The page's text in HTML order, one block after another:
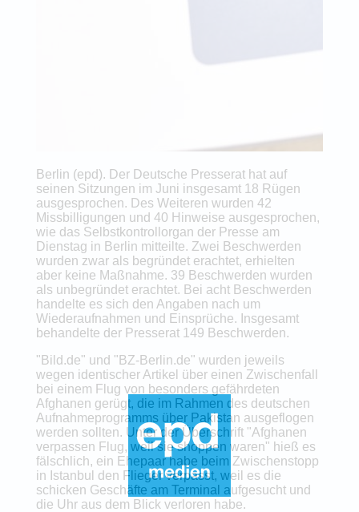
Berlin (epd). Der Deutsche Presserat hat auf
seinen Sitzungen im Juni insgesamt 18 Rügen
ausgesprochen. Des Weiteren wurden 42
Missbilligungen und 40 Hinweise ausgesprochen,
wie das Selbstkontrollorgan der Presse am
Dienstag in Berlin mitteilte. Zwei Beschwerden
wurden zwar als begründet erachtet, erhielten
aber keine Maßnahme. 39 Beschwerden wurden
als unbegründet erachtet. Bei acht Beschwerden
handelte es sich den Angaben nach um
Wiederaufnahmen und Einsprüche. Insgesamt
behandelte der Presserat 149 Beschwerden.
"Bild.de" und "BZ-Berlin.de" wurden jeweils
wegen identischer Artikel über einen Zwischenfall
bei einem Flug von besonders gefährdeten
Afghanen gerügt, die im Rahmen des deutschen
Aufnahmeprogramms über Pakistan ausgeflogen
werden sollten. Unter der Überschrift "Afghanen
verpassen Flug, weil sie shoppen waren" hieß es
fälschlich, ein Ehepaar habe beim Zwischenstopp
in Istanbul den Flieger verpasst, weil es die
schicken Geschäfte am Terminal aufgesucht und
die Uhr aus dem Blick verloren habe.